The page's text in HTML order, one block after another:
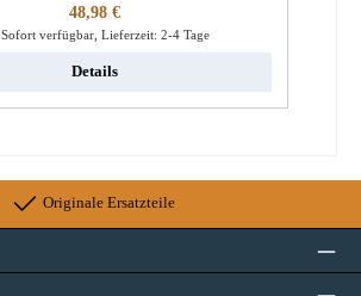
Regulärer Preis:
48,98 €
Sofort verfügbar, Lieferzeit: 2-4 Tage
Details
Originale Ersatzteile